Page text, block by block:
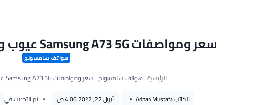
سعر ومواصفات Samsung A73 5G عيوب و مميزات سامسونج A73
هواتف سامسونج
الرئيسية|هواتف سامسونج| سعر ومواصفات Samsung A73 5G عيوب و مميزات سامسونج A73
الكاتبAdnan Mustafa أبريل 22, 2022 4:06 ص تم التحديث في